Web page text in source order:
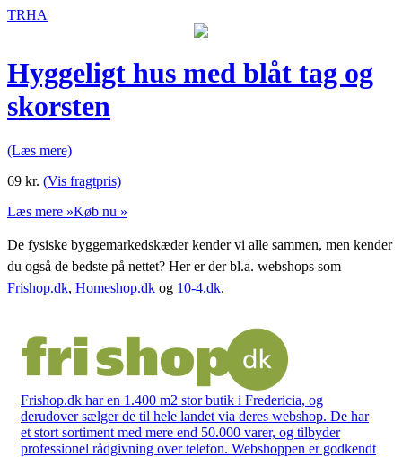
TRHA
Hyggeligt hus med blåt tag og
skorsten
(Læs mere)
69 kr. (Vis fragtpris)
Læs mere »Køb nu »
De fysiske byggemarkedskæder kender vi alle sammen, men kender
du også de bedste på nettet? Her er der bl.a. webshops som
Frishop.dk, Homeshop.dk og 10-4.dk.
Frishop.dk har en 1.400 m2 stor butik i Fredericia, og
derudover sælger de til hele landet via deres webshop. De har
et stort sortiment med mere end 50.000 varer, og tilbyder
professionel rådgivning over telefon. Webshoppen er godkendt